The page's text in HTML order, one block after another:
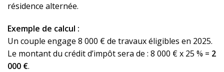
résidence alternée.
Exemple de calcul :
Un couple engage 8 000 € de travaux éligibles en 2025.
Le montant du crédit d’impôt sera de : 8 000 € x 25 % = 2
000 €.